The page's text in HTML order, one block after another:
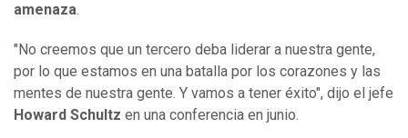
amenaza.
"No creemos que un tercero deba liderar a nuestra gente,
por lo que estamos en una batalla por los corazones y las
mentes de nuestra gente. Y vamos a tener éxito", dijo el jefe
Howard Schultz en una conferencia en junio.